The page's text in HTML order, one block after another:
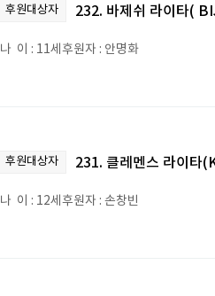
후원대상자 232. 바제쉬 라이타(
나 이 : 11세후원자 : 안명화
후원대상자 231. 클레멘스 라이타
나 이 : 12세후원자 : 손창빈